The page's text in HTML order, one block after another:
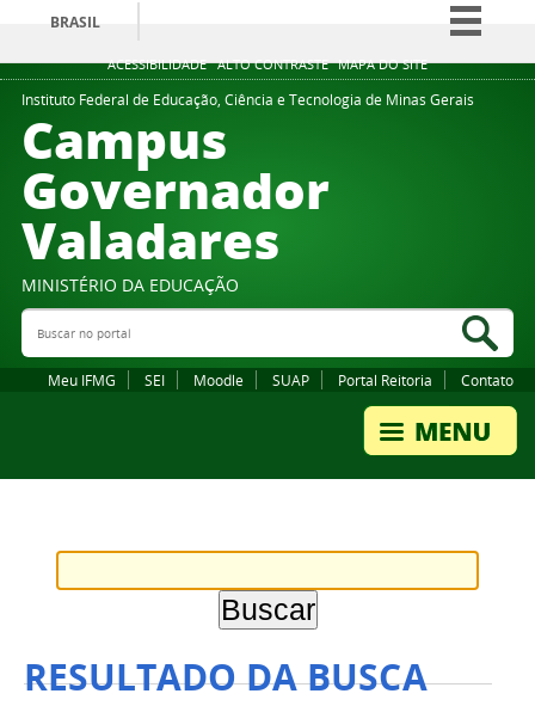
ACESSIBILIDADE ALTO CONTRASTE MAPA DO SITE
BRASIL
Simplifique!
Comunica BR
Instituto Federal de Educação, Ciência e Tecnologia de Minas Gerais
Campus
Governador
Valadares
MINISTÉRIO DA EDUCAÇÃO
Buscar no portal
Meu IFMG SEI Moodle SUAP Portal Reitoria Contato
RESULTADO DA BUSCA